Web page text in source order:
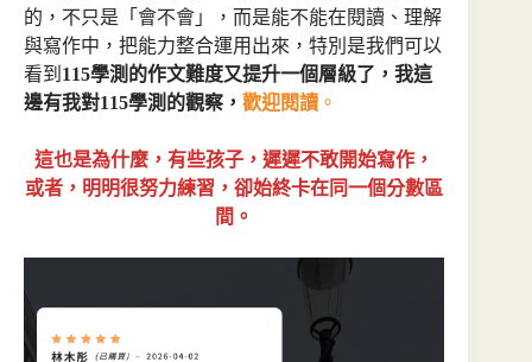
的，不只是「會不會」，而是能不能在閱讀、理解
與寫作中，把能力整合運用出來，特別是我們可以
看到 115學測的作文難度又提升一個層級了，我這
邊有我對115學測的觀察， 歡迎閱讀 。
這也是為什麼，有些孩子，遲遲不敢開始寫作，
或者， 明明很努力練習 ，卻始終卡在同一個分數區
間。